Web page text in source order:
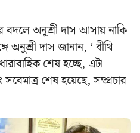
বদলে অনুশ্রী দাস আসায় নাকি
অনুশ্রী দাস জানান, ‘ বীথি
শেষ হচ্ছে, এটা
শেষ হয়েছে, সম্প্রচার